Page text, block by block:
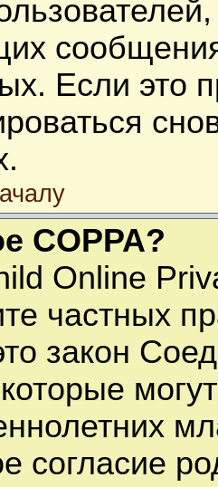
Если это
COPPA?
Online
частных
закон
согласие